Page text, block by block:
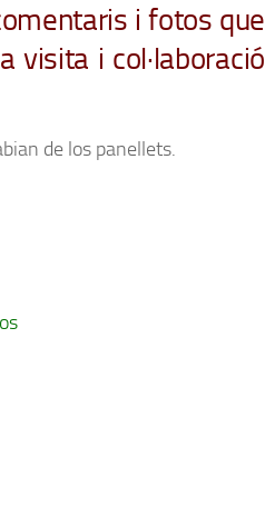
i fotos que
visita i col·laboració
de los panellets.